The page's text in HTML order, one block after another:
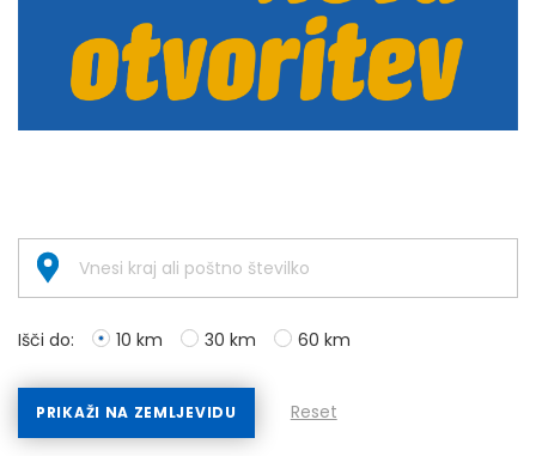
Išči do: 10 km 30 km 60 km
PRIKAŽI NA ZEMLJEVIDU Reset